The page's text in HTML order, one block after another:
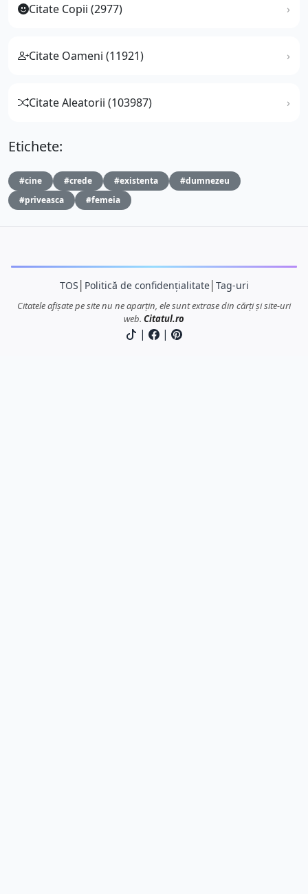
Citate Copii (2977)
Citate Oameni (11921)
Citate Aleatorii (103987)
Etichete:
#cine #crede #existenta
#dumnezeu
#priveasca
#femeia
TOS Politică de confidențialitate│ Tag-uri
Citatele afișate pe site nu ne aparțin, ele sunt extrase din cărți și site-uri
web. Citatul.ro
| |